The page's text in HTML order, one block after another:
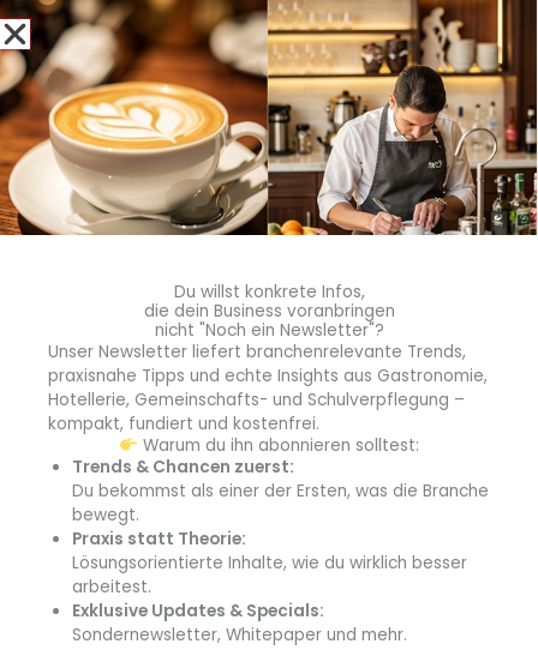
die Empfehlungen der
EAT-Lancet-Kommission. Sie hat
diePlanetary Health Diet
zusammengestellt. Das ist
eine Ernährungsempfehlung, diefür den Menschen
gesund ist und dabei umweltverträglich.Sie gibt an,
welche Mengen tierischer Produkte pro Tag gut für
Mensch und Natur wären. Angenommen wird ein
Energiebedarf von 2500 kcal pro Tag. Bei Frauen ist
dieser allerdings oft niedriger und liegt etwa bei 1900
Milchprodukte – 250 Gramm pro Tag
Eier – 13 Gramm pro Tag
Fleisch – 43 Gramm pro Tag
Fisch und Meeresfrüchte – 28 Gramm pro Tag
Dem gegenüber steht die Nationale Verzehrsstudie II
hält fest, wie viel tierische Produkte die Deutschen
tatsächlich am Tag essen:
Milchprodukte – 244 Gramm (Frauen) und 265
Gramm (Männer)
Eier – 17 Gramm (Frauen) und 21 Gramm (Männer)
Fleisch – 83 Gramm (Frauen) und 160 Gramm
Du willst konkrete Infos,
die dein Business voranbringen
nicht "Noch ein Newsletter"?
Unser Newsletter liefert branchenrelevante Trends,
praxisnahe Tipps und echte Insights aus Gastronomie,
Hotellerie, Gemeinschafts- und Schulverpflegung –
kompakt, fundiert und kostenfrei.
Warum du ihn abonnieren solltest:
Trends & Chancen zuerst:
Du bekommst als einer der Ersten, was die Branche
bewegt.
Praxis statt Theorie:
Lösungsorientierte Inhalte, wie du wirklich besser
arbeitest.
Exklusive Updates & Specials:
Sondernewsletter, Whitepaper und mehr.